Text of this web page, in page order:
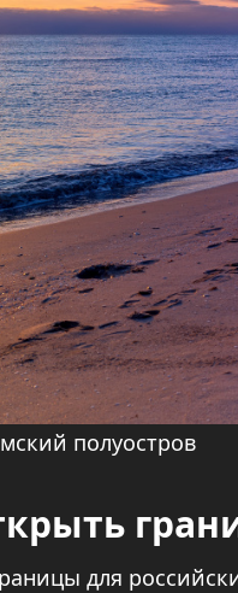
полуостров
для